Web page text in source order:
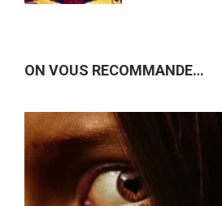
ON VOUS RECOMMANDE…